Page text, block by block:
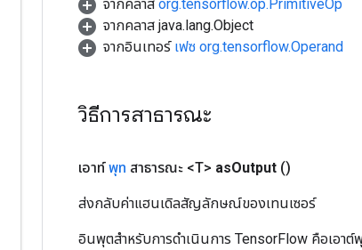
จากคลาส org.tensorflow.op.PrimitiveOp
จากคลาส java.lang.Object
จากอินเทอร์ เฟซ org.tensorflow.Operand
วิธีการสาธารณะ
เอาท์พุท สาธารณะ <T> asOutput ()
ส่งกลับค่าแฮนเดิลสัญลักษณ์ของเทนเซอร์
อินพุตสำหรับการดำเนินการ TensorFlow คือเอา